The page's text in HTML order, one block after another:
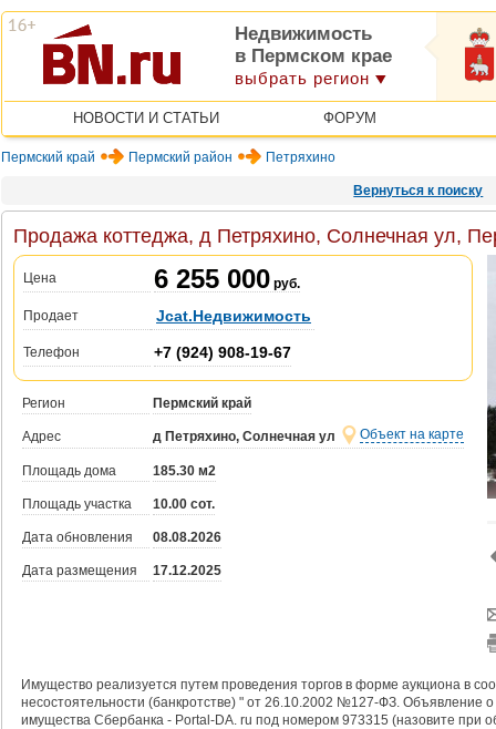
Недвижимость
в Пермском крае
выбрать регион
НОВОСТИ И СТАТЬИ ФОРУМ
Пермский край Пермский район Петряхино
Вернуться к поиску
Продажа коттеджа, д Петряхино, Солнечная ул,
Цена 6 255 000 руб.
Продает Jcat.Недвижимость
Телефон +7 (924) 908-19-67
Регион Пермский край
Адрес д Петряхино, Солнечная ул Объект на карте
Площадь дома 185.30 м2
Площадь участка 10.00 сот.
Дата обновления 08.08.2026
Дата размещения 17.12.2025
Имущество реализуется путем проведения торгов в форме аукциона в
несостоятельности (банкротстве) " от 26.10.2002 №127-ФЗ. Объявление
имущества Сбербанка - Pоrtal-DA. ru под номером 973315 (назовите при